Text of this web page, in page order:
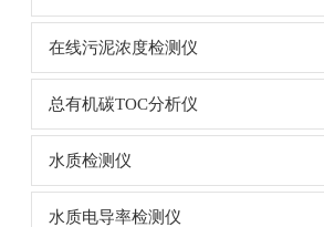
在线污泥浓度检测仪
总有机碳TOC分析仪
水质检测仪
水质电导率检测仪